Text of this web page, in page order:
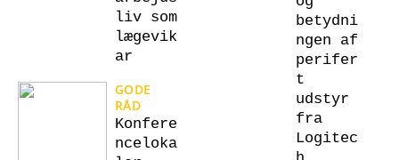
liv som
lægevik
ar
GODE
RÅD
Konfere
nceloka
betydni
ngen af
perifer
t
udstyr
fra
Logitec